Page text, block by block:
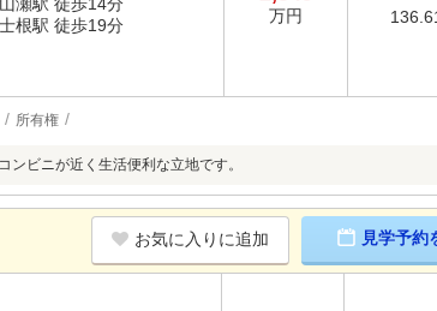
根駅 徒歩19分
万円
所有権
ンビニが近く生活便利な立地です。
お気に入りに追加 見学予約